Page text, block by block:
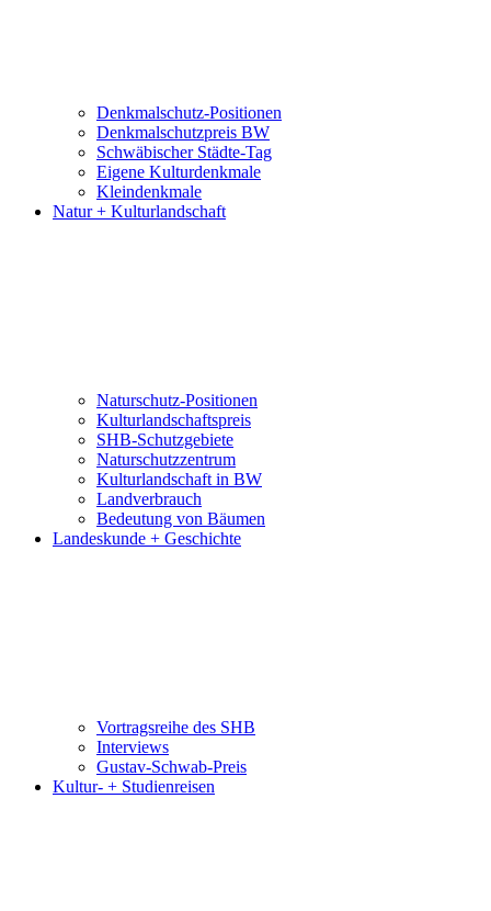
Denkmalschutz-Positionen
Denkmalschutzpreis BW
Schwäbischer Städte-Tag
Eigene Kulturdenkmale
Kleindenkmale
Natur + Kulturlandschaft
Naturschutz-Positionen
Kulturlandschaftspreis
SHB-Schutzgebiete
Naturschutzzentrum
Kulturlandschaft in BW
Landverbrauch
Bedeutung von Bäumen
Landeskunde + Geschichte
Vortragsreihe des SHB
Interviews
Gustav-Schwab-Preis
Kultur- + Studienreisen